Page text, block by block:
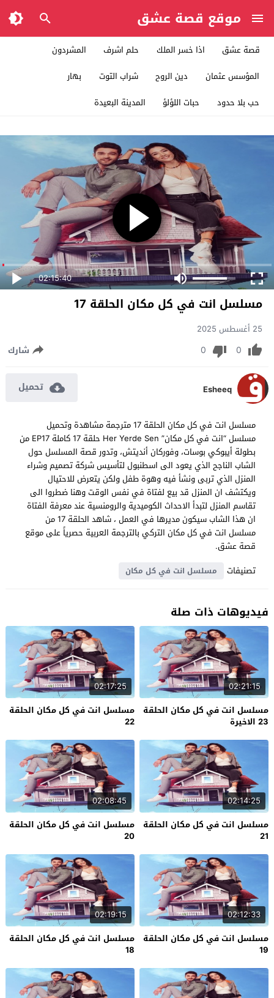
موقع قصة عشق
قصة عشق اذا خسر الملك حلم اشرف
المشردون
المؤسس عثمان
دين الروح شراب التوت
بهار
حب بلا حدود
حبات اللؤلؤ المدينة البعيدة
02:15:40
مسلسل انت في كل مكان الحلقة 17
25 أغسطس 2025
0
0 شارك
Esheeq تحميل
مسلسل انت في كل مكان الحلقة 17 مترجمة مشاهدة وتحميل
مسلسل “انت في كل مكان” Her Yerde Sen حلقة 17 كاملة EP17 من
بطولة أيبوكي بوسات، وفوركان أنديتش، وتدور قصة المسلسل حول
الشاب الناجح الذي يعود الى اسطنبول لتأسيس شركة تصميم وشراء
المنزل الذي تربى ونشأ فيه وهوة طفل ولكن يتعرض للاحتيال
ويكتشف ان المنزل قد بيع لفتاة في نفس الوقت وهنا ضطروا الى
تقاسم المنزل لتبدأ الاحداث الكوميدية والرومنسية عند معرفة الفتاة
ان هذا الشاب سيكون مديرها في العمل ، شاهد الحلقة 17 من
مسلسل انت في كل مكان التركي بالترجمة العربية حصرياً على موقع
قصة عشق.
تصنيفات
مسلسل انت في كل مكان
فيديوهات ذات صلة
02:21:15
مسلسل انت في كل مكان الحلقة
23 الاخيرة
02:17:25
مسلسل انت في كل مكان الحلقة
22
02:14:25
مسلسل انت في كل مكان الحلقة
21
02:08:45
مسلسل انت في كل مكان الحلقة
20
02:12:33
مسلسل انت في كل مكان الحلقة
19
02:19:15
مسلسل انت في كل مكان الحلقة
18